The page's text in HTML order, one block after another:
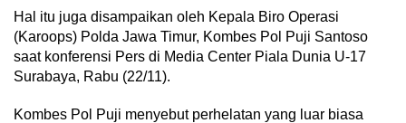
Hal itu juga disampaikan oleh Kepala Biro Operasi
(Karoops) Polda Jawa Timur, Kombes Pol Puji Santoso
saat konferensi Pers di Media Center Piala Dunia U-17
Surabaya, Rabu (22/11).
Kombes Pol Puji menyebut perhelatan yang luar biasa